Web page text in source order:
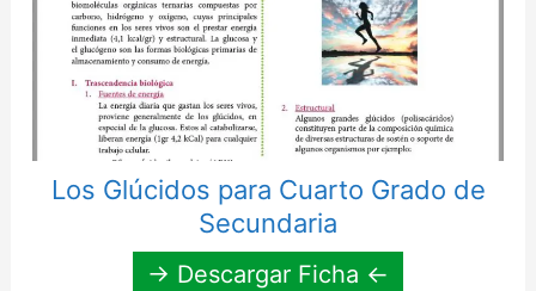
Los Glúcidos para Cuarto Grado de
Secundaria
→ Descargar Ficha ←